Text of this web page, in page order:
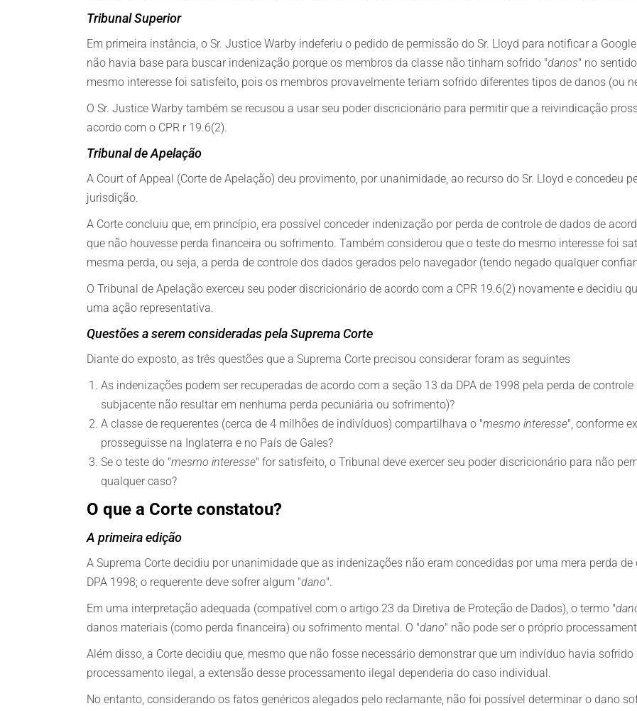
Tribunal Superior
Em primeira instância, o Sr. Justice Warby indeferiu o pedido de permissão do Sr. Lloyd para notificar a
não havia base para buscar indenização porque os membros da classe não tinham sofrido "danos" no
mesmo interesse foi satisfeito, pois os membros provavelmente teriam sofrido diferentes tipos de danos (ou
O Sr. Justice Warby também se recusou a usar seu poder discricionário para permitir que a reivindicação
acordo com o CPR r 19.6(2).
Tribunal de Apelação
A Court of Appeal (Corte de Apelação) deu provimento, por unanimidade, ao recurso do Sr. Lloyd e concedeu
jurisdição.
A Corte concluiu que, em princípio, era possível conceder indenização por perda de controle de dados de
que não houvesse perda financeira ou sofrimento. Também considerou que o teste do mesmo interesse foi
mesma perda, ou seja, a perda de controle dos dados gerados pelo navegador (tendo negado qualquer
O Tribunal de Apelação exerceu seu poder discricionário de acordo com a CPR 19.6(2) novamente e decidiu
uma ação representativa.
Questões a serem consideradas pela Suprema Corte
Diante do exposto, as três questões que a Suprema Corte precisou considerar foram as seguintes
As indenizações podem ser recuperadas de acordo com a seção 13 da DPA de 1998 pela perda de
subjacente não resultar em nenhuma perda pecuniária ou sofrimento)?
A classe de requerentes (cerca de 4 milhões de indivíduos) compartilhava o "mesmo interesse", conforme
prosseguisse na Inglaterra e no País de Gales?
Se o teste do "mesmo interesse" for satisfeito, o Tribunal deve exercer seu poder discricionário para não
qualquer caso?
O que a Corte constatou?
A primeira edição
A Suprema Corte decidiu por unanimidade que as indenizações não eram concedidas por uma mera perda
DPA 1998; o requerente deve sofrer algum "dano".
Em uma interpretação adequada (compatível com o artigo 23 da Diretiva de Proteção de Dados), o termo "
danos materiais (como perda financeira) ou sofrimento mental. O "dano" não pode ser o próprio
Além disso, a Corte decidiu que, mesmo que não fosse necessário demonstrar que um indivíduo havia
processamento ilegal, a extensão desse processamento ilegal dependeria do caso individual.
No entanto, considerando os fatos genéricos alegados pelo reclamante, não foi possível determinar o dano